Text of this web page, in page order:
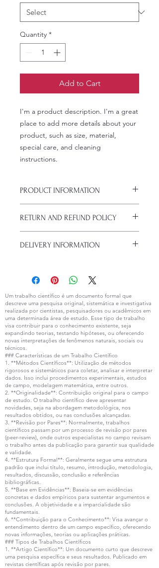
Quantity *
Add to Cart
I'm a product description. I'm a great
place to add more details about your
product, such as size, material,
special care, and cleaning
instructions.
PRODUCT INFORMATION
place to add more details about your
product, such as size, material,
special care, and cleaning
instructions. This is also a great place
benefit from this item.
RETURN AND REFUND POLICY
place to let your customers know
return policy is a great way to
DELIVERY INFORMATION
place to add more information about
your shipping, packaging, and cost
methods. Offering clear information
about your shipping policy is a great
way to establish trust and ensure safe
purchases.
Um trabalho científico é um documento formal que
descreve uma pesquisa original, sistemática e investigativa
realizada por cientistas, pesquisadores ou acadêmicos em
uma determinada área de estudo. Esse tipo de trabalho
visa contribuir para o conhecimento existente, seja
expandindo teorias, testando hipóteses, ou oferecendo
novas interpretações de fenômenos naturais, sociais ou
técnicos.
### Características de um Trabalho Científico
1. **Métodos Científicos**: Utilização de métodos
rigorosos e sistemáticos para coletar, analisar e interpretar
dados. Isso inclui procedimentos experimentais, estudos
de campo, modelagem matemática, entre outros.
2. **Originalidade**: Contribuição original para o campo
de estudo. O trabalho científico deve apresentar
novidades, seja na abordagem metodológica, nos
resultados obtidos, ou nas conclusões alcançadas.
3. **Revisão por Pares**: Normalmente, trabalhos
científicos passam por um processo de revisão por pares
(peer-review), onde outros especialistas no campo revisam
o trabalho antes da publicação para garantir sua qualidade
e validade.
4. **Estrutura Formal**: Geralmente segue uma estrutura
padrão que inclui título, resumo, introdução, metodologia,
resultados, discussão, conclusão e referências
bibliográficas.
5. **Base em Evidências**: Baseia-se em evidências
concretas e dados empíricos para sustentar argumentos e
conclusões. A objetividade e a imparcialidade são
fundamentais.
6. **Contribuição para o Conhecimento**: Visa avançar o
entendimento dentro de um campo específico, oferecendo
novas informações, teorias ou aplicações práticas.
### Tipos de Trabalhos Científicos
1. **Artigo Científico**: Um documento curto que descreve
uma pesquisa específica e seus resultados. Publicado em
revistas científicas após revisão por pares.